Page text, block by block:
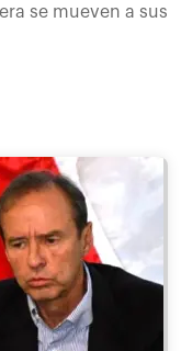
se mueven a sus